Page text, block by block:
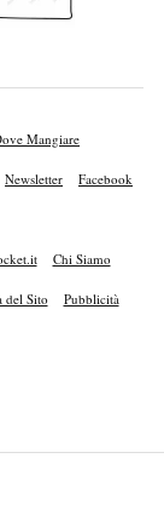
Mangiare
Newsletter Facebook
Chi Siamo
del Sito Pubblicità